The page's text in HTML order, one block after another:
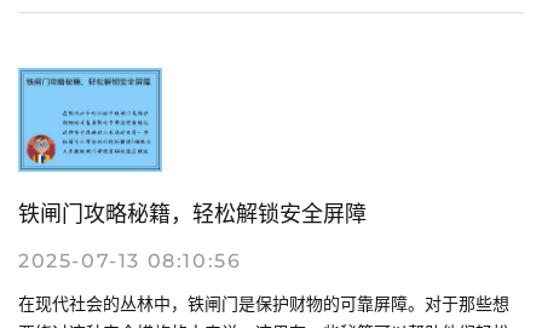
铁闸门攻略秘籍，轻松解锁安全屏障
2025-07-13 08:10:56
在现代社会的丛林中，铁闸门是保护财物的可靠屏障。对于那些想